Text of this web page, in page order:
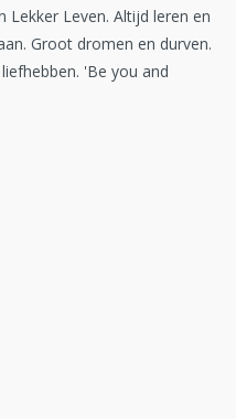
Lekker Leven. Altijd leren en
Groot dromen en durven.
'Be you and